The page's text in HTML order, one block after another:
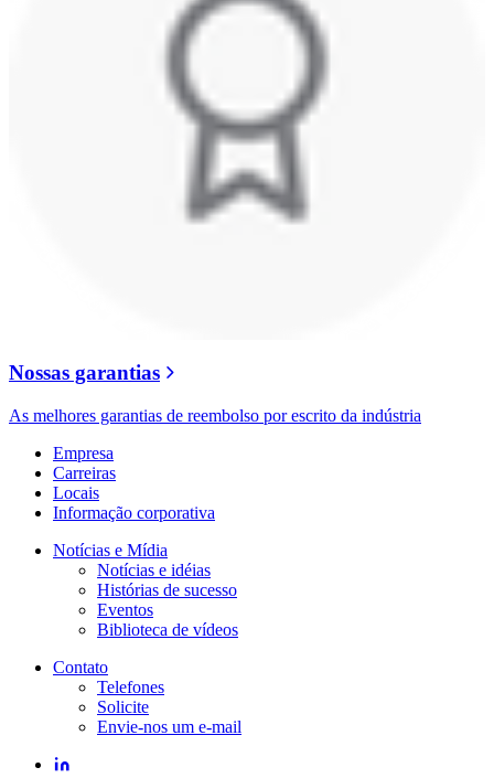
Nossas garantias
As melhores garantias de reembolso por escrito da indústria
Empresa
Carreiras
Locais
Informação corporativa
Notícias e Mídia
Notícias e idéias
Histórias de sucesso
Eventos
Biblioteca de vídeos
Contato
Telefones
Solicite
Envie-nos um e-mail